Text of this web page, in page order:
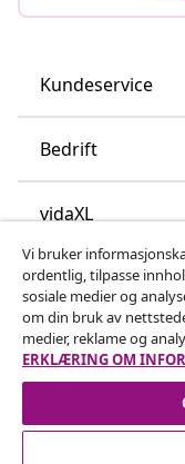
Kundeservice
Bedrift
vidaXL
Oppdag mer
© 2008-2026
Vi bruker
ordentlig, tilpasse
sosiale medier og
om din bruk av
medier, reklame og
ERKLÆRING OM